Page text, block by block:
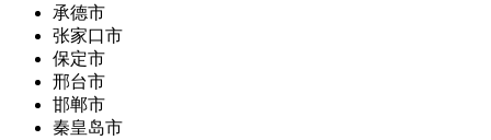
承德市
张家口市
保定市
邢台市
邯郸市
秦皇岛市